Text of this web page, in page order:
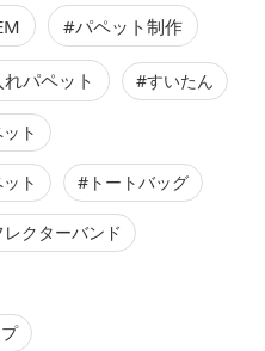
#パペット制作
パペット #すいたん
ト
ト #トートバッグ
クターバンド